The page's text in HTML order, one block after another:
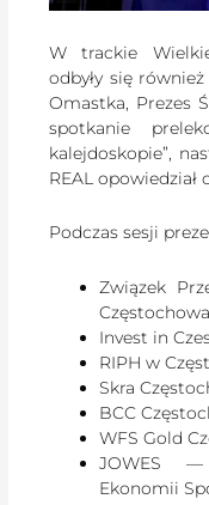
W trackie
odbyły się
Omastka, Prezes
spotkanie
kalejdoskopie”,
REAL
Podczas sesji
Związek
Częstochowa
Invest in
RIPH w
Skra
BCC
WFS Gold
JOWES —
Ekonomii